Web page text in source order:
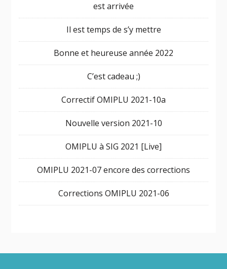
est arrivée
Il est temps de s’y mettre
Bonne et heureuse année 2022
C’est cadeau ;)
Correctif OMIPLU 2021-10a
Nouvelle version 2021-10
OMIPLU à SIG 2021 [Live]
OMIPLU 2021-07 encore des corrections
Corrections OMIPLU 2021-06